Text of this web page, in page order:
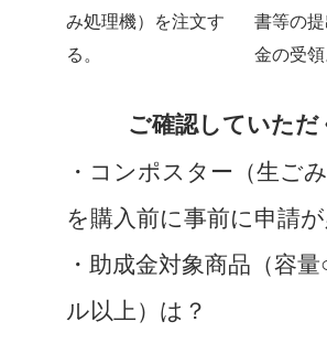
み処理機）を注文す
る。
書等の
金の受領
ご確認していただ
・コンポスター（生ごみ
を購入前に事前に申請
・助成金対象商品（容
ル以上）は？